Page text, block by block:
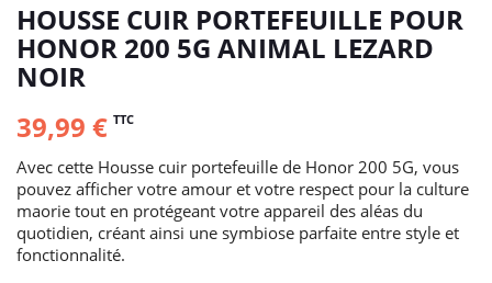
HOUSSE CUIR PORTEFEUILLE POUR
HONOR 200 5G ANIMAL LEZARD
NOIR
39,99 € TTC
Avec cette Housse cuir portefeuille de Honor 200 5G, vous
pouvez afficher votre amour et votre respect pour la culture
maorie tout en protégeant votre appareil des aléas du
quotidien, créant ainsi une symbiose parfaite entre style et
fonctionnalité.